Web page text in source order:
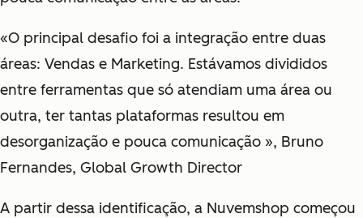
«O principal desafio foi a integração entre duas
áreas: Vendas e Marketing. Estávamos divididos
entre ferramentas que só atendiam uma área ou
outra, ter tantas plataformas resultou em
desorganização e pouca comunicação », Bruno
Fernandes, Global Growth Director
A partir dessa identificação, a Nuvemshop começou